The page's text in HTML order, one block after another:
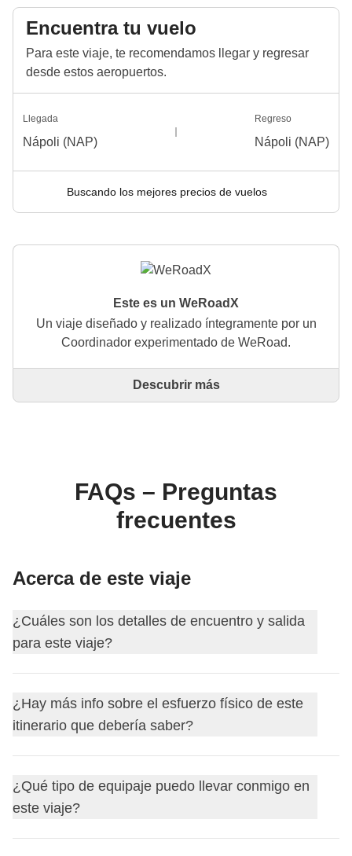
Encuentra tu vuelo
Para este viaje, te recomendamos llegar y regresar
desde estos aeropuertos.
Llegada
Nápoli (NAP)
Regreso
Nápoli (NAP)
Buscando los mejores precios de vuelos
Este es un WeRoadX
Un viaje diseñado y realizado íntegramente por un
Coordinador experimentado de WeRoad.
Este es un viaje diseñado y realizado íntegramente
WeRoad puedes reservar el viaje y gestionarlo en tu
área personal, como cualquier otro WeRoad.
Descubrir más
FAQs – Preguntas
frecuentes
Acerca de este viaje
¿Cuáles son los detalles de encuentro y salida
para este viaje?
Este viaje comienza en Salerno
. El primer día nos
encontramos a las
18:00
¿Hay más info sobre el esfuerzo físico de este
itinerario que debería saber?
Trekking:
media de 8-10 km por día
Desnivel positivo:
¿Qué tipo de equipaje puedo llevar conmigo en
este viaje?